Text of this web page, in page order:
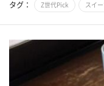
タグ： Z世代Pick スイー